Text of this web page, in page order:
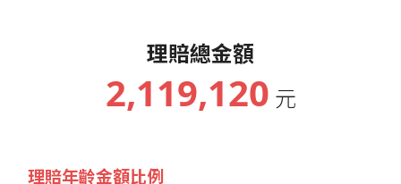
理賠總金額
2,119,120 元
理賠年齡金額比例